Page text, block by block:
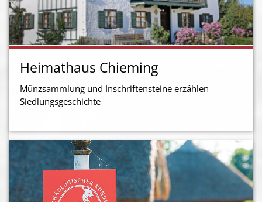
Heimathaus Chieming
Münzsammlung und Inschriftensteine erzählen
Siedlungsgeschichte